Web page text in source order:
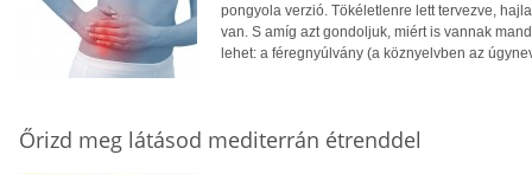
pongyola verzió. Tökéletlenre lett tervezve,
van. S amíg azt gondoljuk, miért is vannak
lehet: a féregnyúlvány (a köznyelvben az
Őrizd meg látásod mediterrán étrenddel